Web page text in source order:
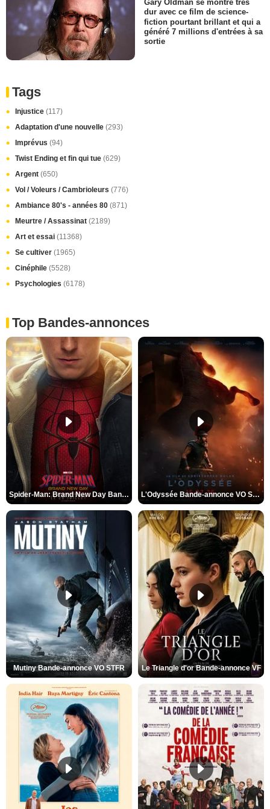
Gary Oldman se montre très
dur avec ce film de science-
fiction pourtant brillant et qui a
généré 7 millions d'entrées à sa
sortie
Tags
Injustice (117)
Adaptation d'une nouvelle (293)
Imprévus (94)
Twist Ending et fin qui tue (629)
Argent (650)
Vol / Voleurs / Cambrioleurs (776)
Ambiance 80's - années 80 (871)
Meurtre / Assassinat (2189)
Art et essai (11368)
Se cultiver (1965)
Cinéphile (5528)
Psychologies (6178)
Top Bandes-annonces
Spider-Man: Brand New Day Bande-annonce VO STFR L'Odyssée Bande-annonce VO STFR
Mutiny Bande-annonce VO STFR Le Triangle d'or Bande-annonce VF